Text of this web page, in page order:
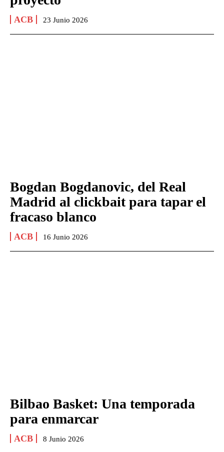
ACB 23 Junio 2026
Bogdan Bogdanovic, del Real
Madrid al clickbait para tapar el
fracaso blanco
ACB 16 Junio 2026
Bilbao Basket: Una temporada
para enmarcar
ACB 8 Junio 2026